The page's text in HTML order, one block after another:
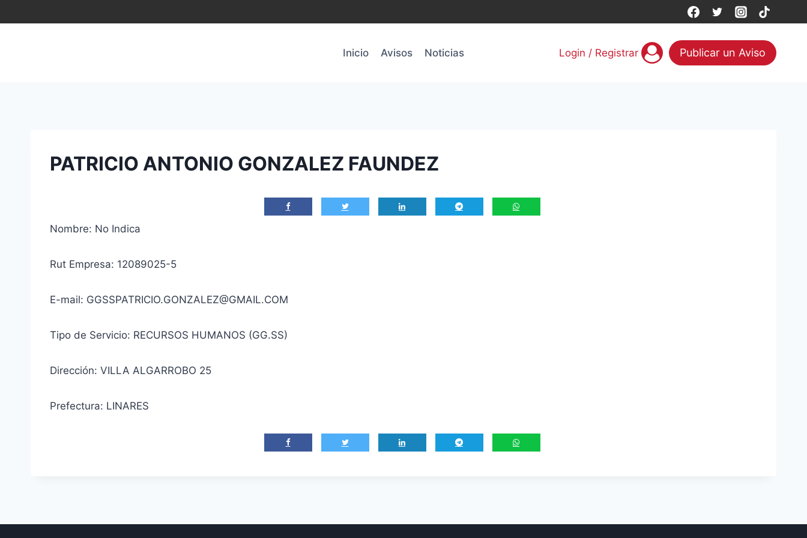
al
Inicio
Avisos Noticias Login / Registrar Publicar un Aviso
PATRICIO ANTONIO GONZALEZ FAUNDEZ
Nombre: No Indica
Rut Empresa: 12089025-5
E-mail: GGSSPATRICIO.GONZALEZ@GMAIL.COM
Tipo de Servicio: RECURSOS HUMANOS (GG.SS)
Dirección: VILLA ALGARROBO 25
Prefectura: LINARES